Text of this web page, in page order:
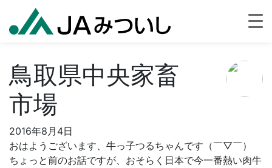
鳥取県中央家畜
市場
2016年8月4日
おはようございます、牛っ子つるちゃんです（￣▽￣）
ちょっと前のお話ですが、おそらく日本で今一番熱い肉牛